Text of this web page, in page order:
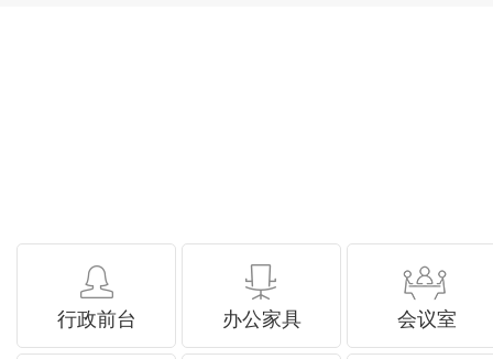
行政前台 办公家具 会议室